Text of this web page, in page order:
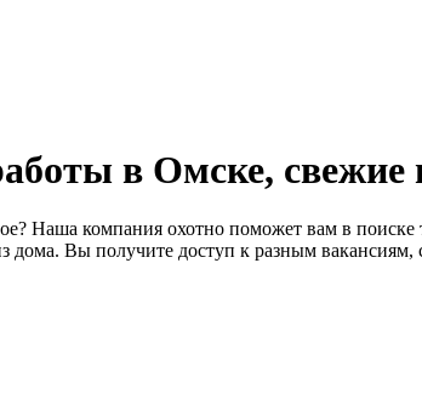
в Омске, свежие
Наша компания охотно поможет вам в поиске
Вы получите доступ к разным